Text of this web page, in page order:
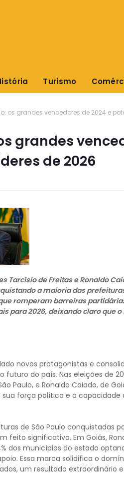
Turismo
os grandes vencedores de 2024 e
grandes
de 2026
Tarcísio de Freitas e Ronaldo
a maioria das
romperam barreiras
para 2026, deixando claro que
novos protagonistas e
do país. Nas eleições de
Paulo, e Ronaldo Caiado, de
força política e a capacidade
de São Paulo conquistadas
feito significativo. Em Goiás,
dos municípios do estado
Essa marca solidifica o
um resultado extraordinário